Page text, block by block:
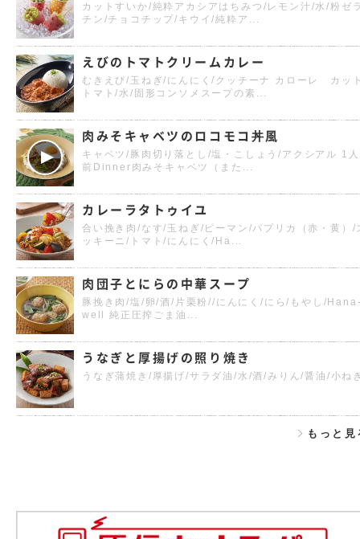
カットすいか/純粋アカシアはちみつ/レモン汁/水/粉ゼ
チン/チョコチップ/キウイ/純粋ア...
えびのトマトクリームカレー
むきえび/玉ねぎ/にんにく/クッチーナ カローレ カッ
トマト/水/固形コンソメスープの素...
肉みそキャベツのロコモコ丼風
キャベツ/豚肉切り落とし/塩・こしょう/アクシアル 1人
前Dinner肉みそキャベツ（また...
カレーラタトゥイユ
合い挽き肉/なす/玉ねぎ/ピーマン/パプリカ（赤・黄）/
ッキーニ/トマト/にんにく/Ha...
肉団子とにらの中華スープ
豚挽き肉/塩/卵/酒/片栗粉//にんにく/にら/もやし/
well 純正圧搾ごま油...
うなぎと厚揚げの照り焼き
うなぎ蒲焼き/厚揚げ/サラダ油/水/酒/みりん/醤油/小ね
もっと見